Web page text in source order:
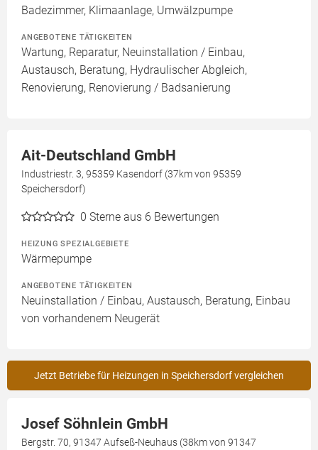
Badezimmer, Klimaanlage, Umwälzpumpe
ANGEBOTENE TÄTIGKEITEN
Wartung, Reparatur, Neuinstallation / Einbau,
Austausch, Beratung, Hydraulischer Abgleich,
Renovierung, Renovierung / Badsanierung
Ait-Deutschland GmbH
Industriestr. 3, 95359 Kasendorf (37km von 95359
Speichersdorf)
0 Sterne aus 6 Bewertungen
HEIZUNG SPEZIALGEBIETE
Wärmepumpe
ANGEBOTENE TÄTIGKEITEN
Neuinstallation / Einbau, Austausch, Beratung, Einbau
von vorhandenem Neugerät
Jetzt Betriebe für Heizungen in Speichersdorf vergleichen
Josef Söhnlein GmbH
Bergstr. 70, 91347 Aufseß-Neuhaus (38km von 91347